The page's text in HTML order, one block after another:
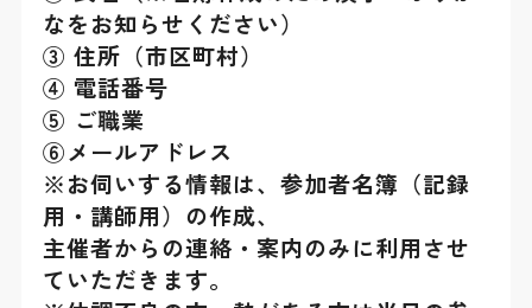
なをお知らせください）
③ 住所（市区町村）
④ 電話番号
⑤ ご職業
⑥メールアドレス
※お伺いする情報は、参加者名簿（記録
用・講師用）の作成、
主催者からの連絡・案内のみに利用させ
ていただきます。